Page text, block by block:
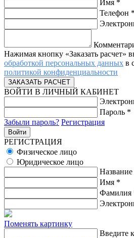
Имя *
Телефон *
Нажимая кнопку «Заказать расчет»
обработкой персональных данных в
политикой конфиденциальности
ВОЙТИ В ЛИЧНЫЙ КАБИНЕТ
Пароль *
Забыли пароль? Регистрация
РЕГИСТРАЦИЯ
Физическое лицо
Юридическое лицо
Название
Имя *
Фамилия
Поменять картинку
Введите